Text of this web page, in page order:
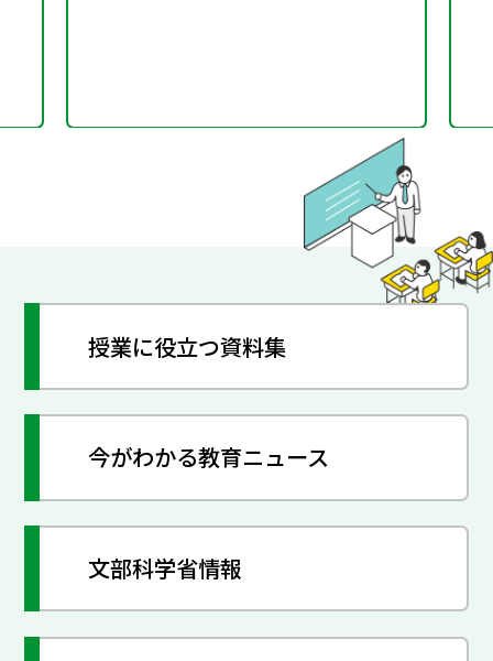
授業に役立つ資料集
今がわかる教育ニュース
文部科学省情報